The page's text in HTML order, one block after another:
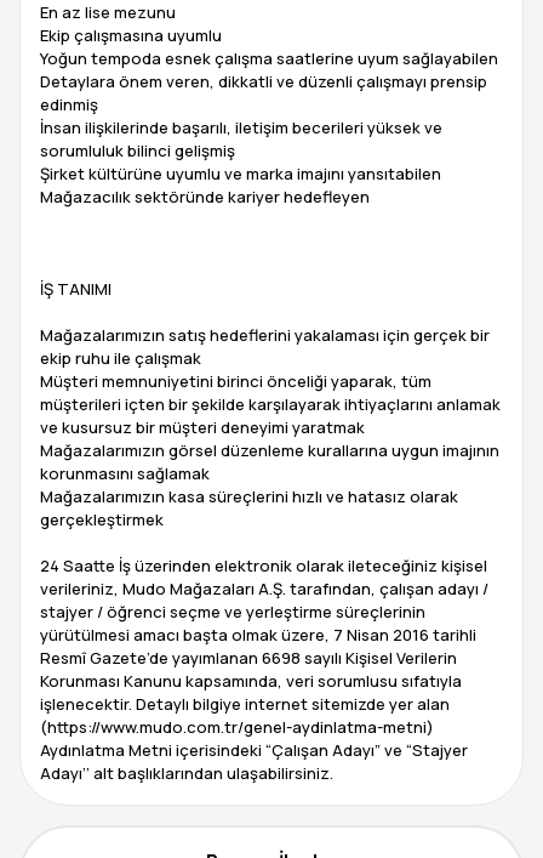
En az lise mezunu
Ekip çalışmasına uyumlu
Yoğun tempoda esnek çalışma saatlerine uyum sağlayabilen
Detaylara önem veren, dikkatli ve düzenli çalışmayı prensip
edinmiş
İnsan ilişkilerinde başarılı, iletişim becerileri yüksek ve
sorumluluk bilinci gelişmiş
Şirket kültürüne uyumlu ve marka imajını yansıtabilen
Mağazacılık sektöründe kariyer hedefleyen
İŞ TANIMI
Mağazalarımızın satış hedeflerini yakalaması için gerçek bir
ekip ruhu ile çalışmak
Müşteri memnuniyetini birinci önceliği yaparak, tüm
müşterileri içten bir şekilde karşılayarak ihtiyaçlarını anlamak
ve kusursuz bir müşteri deneyimi yaratmak
Mağazalarımızın görsel düzenleme kurallarına uygun imajının
korunmasını sağlamak
Mağazalarımızın kasa süreçlerini hızlı ve hatasız olarak
gerçekleştirmek
24 Saatte İş üzerinden elektronik olarak ileteceğiniz kişisel
verileriniz, Mudo Mağazaları A.Ş. tarafından, çalışan adayı /
stajyer / öğrenci seçme ve yerleştirme süreçlerinin
yürütülmesi amacı başta olmak üzere, 7 Nisan 2016 tarihli
Resmî Gazete’de yayımlanan 6698 sayılı Kişisel Verilerin
Korunması Kanunu kapsamında, veri sorumlusu sıfatıyla
işlenecektir. Detaylı bilgiye internet sitemizde yer alan
(https://www.mudo.com.tr/genel-aydinlatma-metni)
Aydınlatma Metni içerisindeki “Çalışan Adayı” ve “Stajyer